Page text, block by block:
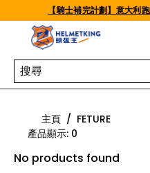
Skip to content【騎士補完計劃】意大
FETURE主頁 / FETURE
產品顯示: 0
No products found